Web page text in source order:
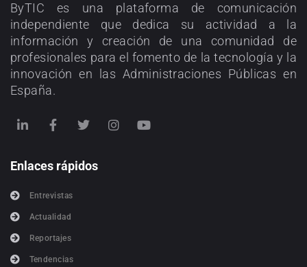
ByTIC es una plataforma de comunicación
independiente que dedica su actividad a la
información y creación de una comunidad de
profesionales para el fomento de la tecnología y la
innovación en las Administraciones Públicas en
España.
Enlaces rápidos
Entrevistas
Actualidad
Reportajes
Tendencias